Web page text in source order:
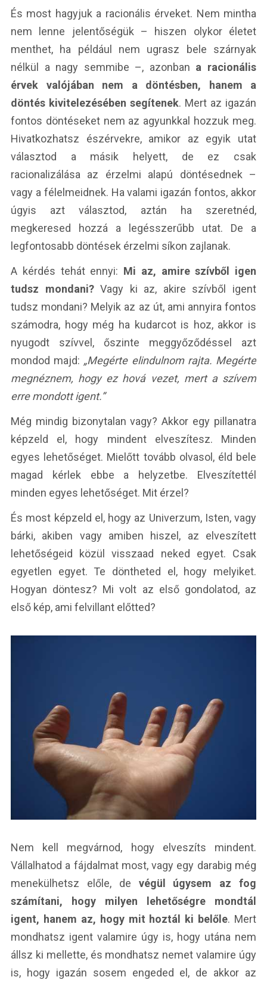
És most hagyjuk a racionális érveket. Nem mintha
nem lenne jelentőségük – hiszen olykor életet
menthet, ha például nem ugrasz bele szárnyak
nélkül a nagy semmibe –, azonban a racionális
érvek valójában nem a döntésben, hanem a
döntés kivitelezésében segítenek. Mert az igazán
fontos döntéseket nem az agyunkkal hozzuk meg.
Hivatkozhatsz észérvekre, amikor az egyik utat
választod a másik helyett, de ez csak
racionalizálása az érzelmi alapú döntésednek –
vagy a félelmeidnek. Ha valami igazán fontos, akkor
úgyis azt választod, aztán ha szeretnéd,
megkeresed hozzá a legésszerűbb utat. De a
legfontosabb döntések érzelmi síkon zajlanak.
A kérdés tehát ennyi: Mi az, amire szívből igen
tudsz mondani?Vagy ki az, akire szívből igent
tudsz mondani? Melyik az az út, ami annyira fontos
számodra, hogy még ha kudarcot is hoz, akkor is
nyugodt szívvel, őszinte meggyőződéssel azt
mondod majd: „Megérte elindulnom rajta. Megérte
megnéznem, hogy ez hová vezet, mert a szívem
erre mondott igent.”
Még mindig bizonytalan vagy? Akkor egy pillanatra
képzeld el, hogy mindent elveszítesz. Minden
egyes lehetőséget. Mielőtt tovább olvasol, éld bele
magad kérlek ebbe a helyzetbe. Elveszítettél
minden egyes lehetőséget. Mit érzel?
És most képzeld el, hogy az Univerzum, Isten, vagy
bárki, akiben vagy amiben hiszel, az elveszített
lehetőségeid közül visszaad neked egyet. Csak
egyetlen egyet. Te döntheted el, hogy melyiket.
Hogyan döntesz? Mi volt az első gondolatod, az
első kép, ami felvillant előtted?
Nem kell megvárnod, hogy elveszíts mindent.
Vállalhatod a fájdalmat most, vagy egy darabig még
menekülhetsz előle, de végül úgysem az fog
számítani, hogy milyen lehetőségre mondtál
igent, hanem az, hogy mit hoztál ki belőle. Mert
mondhatsz igent valamire úgy is, hogy utána nem
állsz ki mellette, és mondhatsz nemet valamire úgy
is, hogy igazán sosem engeded el, de akkor az